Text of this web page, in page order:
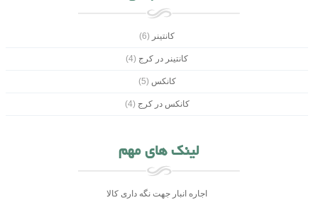
کانتینر (6)
کانتینر در کرج (4)
کانکس (5)
کانکس در کرج (4)
لینک های مهم
اجاره انبار جهت نگه داری کالا